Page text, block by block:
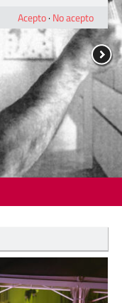
Acepto· No acepto